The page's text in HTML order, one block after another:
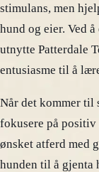
stimulans, men
hund og eier. Ved
utnytte Patterdale
entusiasme til å
Når det kommer til
fokusere på
ønsket atferd med
hunden til å gjenta